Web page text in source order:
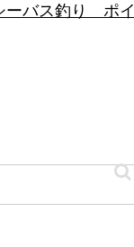
ーバス釣り ポイ